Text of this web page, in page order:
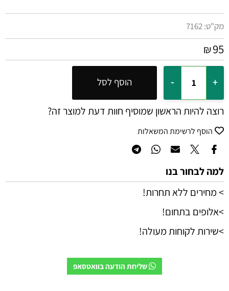
מק"ט:7162
₪95
הוסף לסל
רוצה להיות הראשון שמוסיף חוות דעת למוצר זה?
הוסף לרשימת המשאלות
למה לבחור בנו
> מחירים ללא תחרות!
>אלופים בתחום!
>שירות לקוחות מעולה!
שליחת הודעה בוואטסאפ